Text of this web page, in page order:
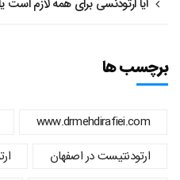
آیا ارتودنسی برای همه لازم است
برچسب ها
www.drmehdirafiei.com
ارتودنتیست در اصفهان